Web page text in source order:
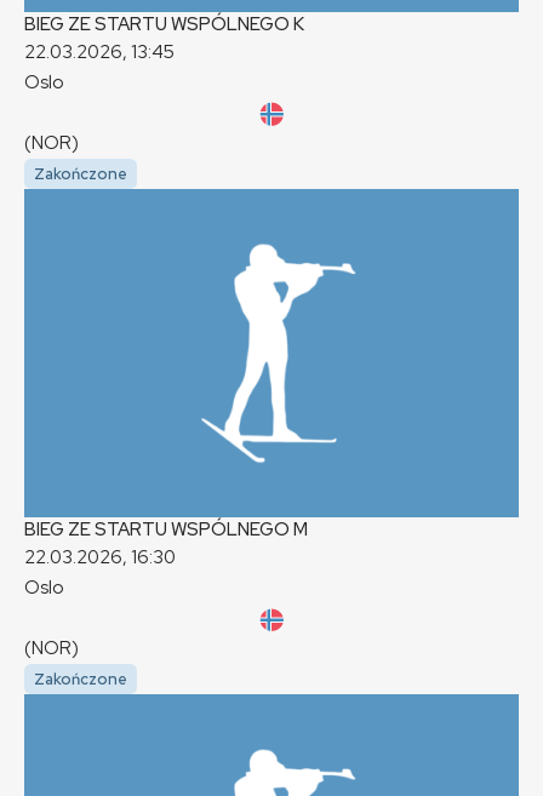
BIEG ZE STARTU WSPÓLNEGO K
22.03.2026, 13:45
Oslo
(NOR)
Zakończone
BIEG ZE STARTU WSPÓLNEGO M
22.03.2026, 16:30
Oslo
(NOR)
Zakończone